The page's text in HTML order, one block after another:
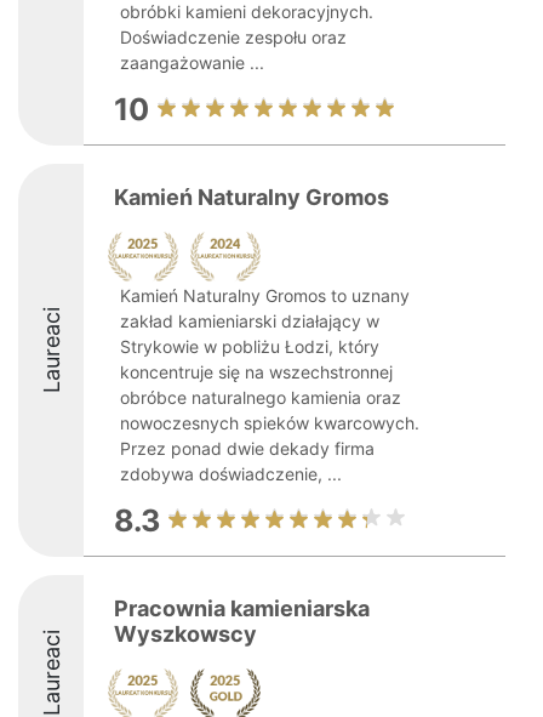
obróbki kamieni dekoracyjnych.
Doświadczenie zespołu oraz
zaangażowanie ...
10
Laureaci
Kamień Naturalny Gromos
Kamień Naturalny Gromos to uznany
zakład kamieniarski działający w
Strykowie w pobliżu Łodzi, który
koncentruje się na wszechstronnej
obróbce naturalnego kamienia oraz
nowoczesnych spieków kwarcowych.
Przez ponad dwie dekady firma
zdobywa doświadczenie, ...
8.3
Laureaci
Pracownia kamieniarska
Wyszkowscy